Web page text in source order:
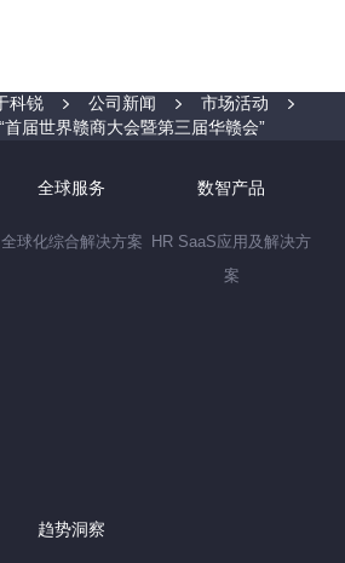
科锐 公司新闻
市场活动
届世界赣商大会暨第三届华赣会”
全球服务
全球化综合解决方案
数智产品
HR SaaS应用及解决方
案
趋势洞察